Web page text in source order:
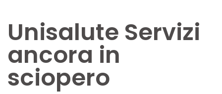
Unisalute Servizi
ancora in
sciopero